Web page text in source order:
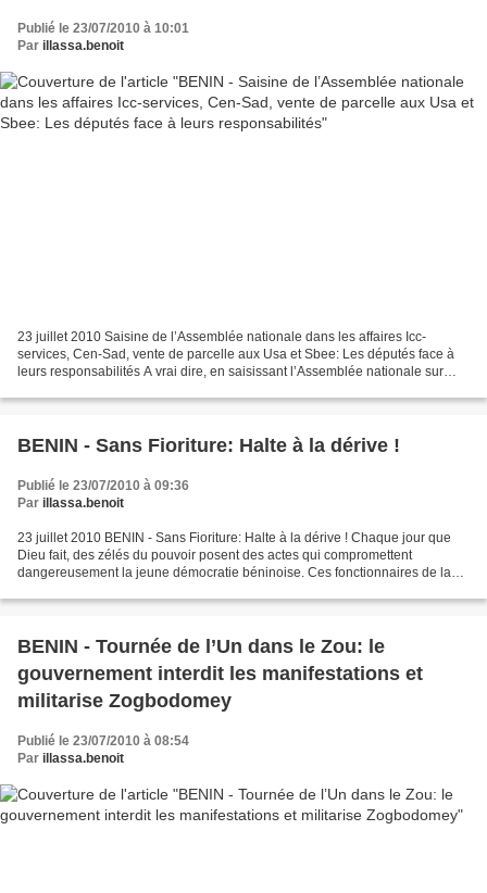
leurs responsabilités
Publié le 23/07/2010 à 10:01
Par illassa.benoit
23 juillet 2010 Saisine de l’Assemblée nationale dans les affaires Icc-
services, Cen-Sad, vente de parcelle aux Usa et Sbee: Les députés face à
leurs responsabilités A vrai dire, en saisissant l’Assemblée nationale sur
BENIN - Sans Fioriture: Halte à la dérive !
Publié le 23/07/2010 à 09:36
Par illassa.benoit
23 juillet 2010 BENIN - Sans Fioriture: Halte à la dérive ! Chaque jour que
Dieu fait, des zélés du pouvoir posent des actes qui compromettent
dangereusement la jeune démocratie béninoise. Ces fonctionnaires de la
BENIN - Tournée de l’Un dans le Zou: le
gouvernement interdit les manifestations et
militarise Zogbodomey
Publié le 23/07/2010 à 08:54
Par illassa.benoit